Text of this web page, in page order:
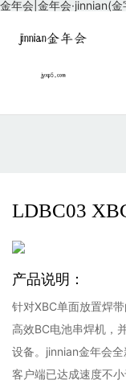
金年会|金年会·jinnian(
LDBC03
产品说明：
针对XBC单面放置焊带
高效BC电池串焊机
设备。jinnian金年会
客户端已达成速度不小